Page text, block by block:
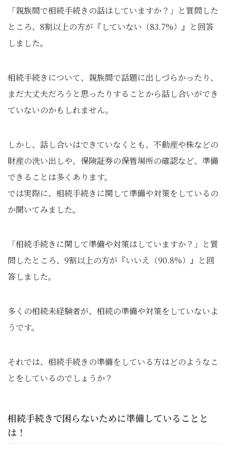
「親族間で相続手続きの話はしていますか？」と質問した
ところ、8割以上の方が『していない（83.7%）』と回答
しました。
相続手続きについて、親族間で話題に出しづらかったり、
まだ大丈夫だろうと思ったりすることから話し合いができ
ていないのかもしれません。
しかし、話し合いはできていなくとも、不動産や株などの
財産の洗い出しや、保険証券の保管場所の確認など、準備
できることは多くあります。
では実際に、相続手続きに関して準備や対策をしているの
か聞いてみました。
「相続手続きに関して準備や対策はしていますか？」と質
問したところ、9割以上の方が『いいえ（90.8%）』と回
答しました。
多くの相続未経験者が、相続の準備や対策をしていないよ
うです。
それでは、相続手続きの準備をしている方はどのようなこ
とをしているのでしょうか？
相続手続きで困らないために準備していることと
は！